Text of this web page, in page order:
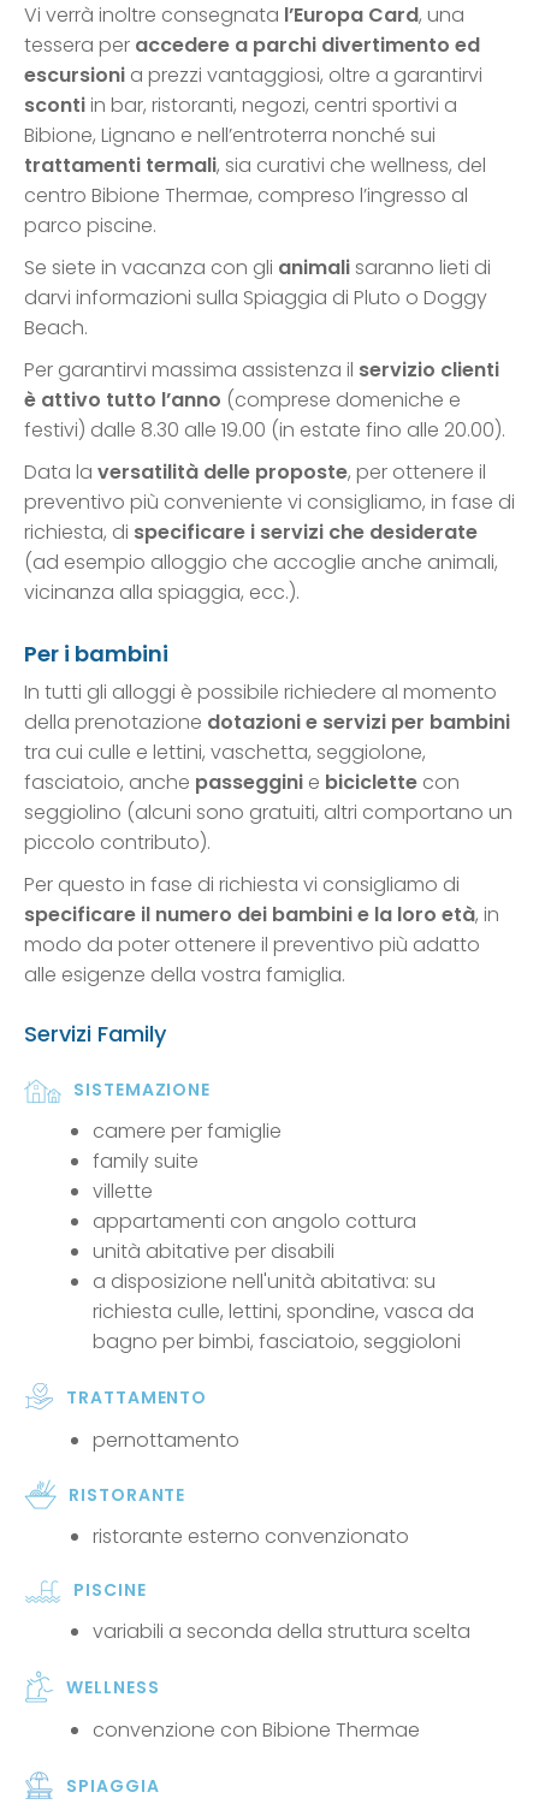
Vi verrà inoltre consegnata l’Europa Card, una
tessera per accedere a parchi divertimento ed
escursioni a prezzi vantaggiosi, oltre a garantirvi
scontiin bar, ristoranti, negozi, centri sportivi a
Bibione, Lignano e nell’entroterra nonché sui
trattamenti termali, sia curativi che wellness, del
centro Bibione Thermae, compreso l’ingresso al
parco piscine.
Se siete in vacanza con gli animalisaranno lieti di
darvi informazioni sulla Spiaggia di Pluto o Doggy
Beach.
Per garantirvi massima assistenza il servizio clienti
è attivo tutto l’anno (comprese domeniche e
festivi) dalle 8.30 alle 19.00 (in estate fino alle 20.00).
Data la versatilità delle proposte, per ottenere il
preventivo più conveniente vi consigliamo, in fase di
richiesta, di specificare i servizi che desiderate
(ad esempio alloggio che accoglie anche animali,
vicinanza alla spiaggia, ecc.).
Per i bambini
In tutti gli alloggi è possibile richiedere al momento
della prenotazione dotazioni e servizi per bambini
tra cui culle e lettini, vaschetta, seggiolone,
fasciatoio, anche passeggini e biciclette con
seggiolino (alcuni sono gratuiti, altri comportano un
piccolo contributo).
Per questo in fase di richiesta vi consigliamo di
specificare il numero dei bambini e la loro età, in
modo da poter ottenere il preventivo più adatto
alle esigenze della vostra famiglia.
Servizi Family
SISTEMAZIONE
camere per famiglie
family suite
villette
appartamenti con angolo cottura
unità abitative per disabili
a disposizione nell'unità abitativa: su
richiesta culle, lettini, spondine, vasca da
bagno per bimbi, fasciatoio, seggioloni
TRATTAMENTO
pernottamento
RISTORANTE
ristorante esterno convenzionato
PISCINE
variabili a seconda della struttura scelta
WELLNESS
convenzione con Bibione Thermae
SPIAGGIA